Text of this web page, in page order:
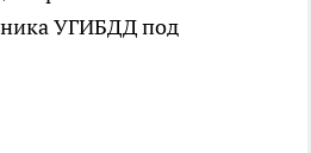
УГИБДД под